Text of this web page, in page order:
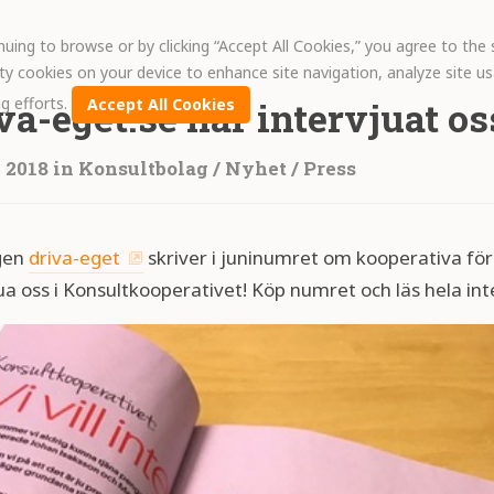
to browse or by clicking “Accept All Cookies,” you agree to
cookies on your device to enhance site navigation, analyze site
efforts.
Accept All Cookies
eget.se har intervjuat
in Konsultbolag / Nyhet / Press
driva-eget
skriver i juninumret om kooperativa
oss i Konsultkooperativet! Köp numret och läs hela